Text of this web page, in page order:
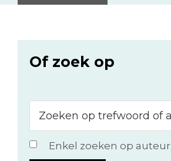
Of zoek op
op
trefwoord
ofEnkel zoeken op auteur